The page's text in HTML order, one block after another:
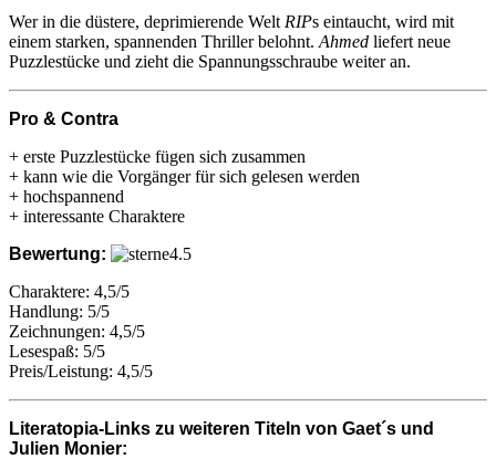
Wer in die düstere, deprimierende Welt RIPs eintaucht, wird mit
einem starken, spannenden Thriller belohnt. Ahmed liefert neue
Puzzlestücke und zieht die Spannungsschraube weiter an.
Pro & Contra
+ erste Puzzlestücke fügen sich zusammen
+ kann wie die Vorgänger für sich gelesen werden
+ hochspannend
+ interessante Charaktere
Bewertung:
Charaktere: 4,5/5
Handlung: 5/5
Zeichnungen: 4,5/5
Lesespaß: 5/5
Preis/Leistung: 4,5/5
Literatopia-Links zu weiteren Titeln von Gaet´s und
Julien Monier: